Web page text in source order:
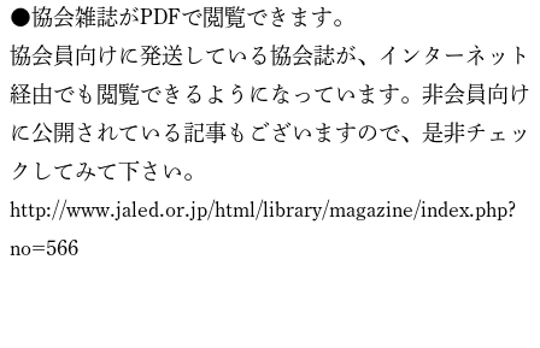
●協会雑誌がPDFで閲覧できます。
協会員向けに発送している協会誌が、インターネット
経由でも閲覧できるようになっています。非会員向け
に公開されている記事もございますので、是非チェッ
クしてみて下さい。
http://www.jaled.or.jp/html/library/magazine/index.php?
no=566